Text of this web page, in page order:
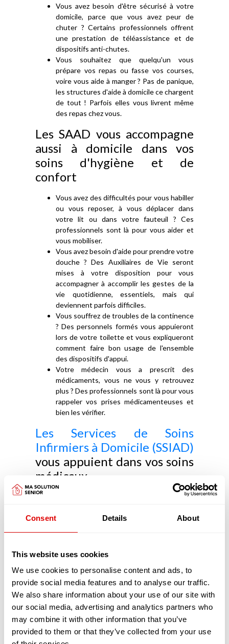
Consent Details About
This website uses cookies
We use cookies to personalise content and ads, to
provide social media features and to analyse our traffic.
We also share information about your use of our site with
our social media, advertising and analytics partners who
may combine it with other information that you’ve
provided to them or that they’ve collected from your use
Vous avez besoin d'être sécurisé à votre
domicile, parce que vous avez peur de
chuter ? Certains professionnels offrent
une prestation de téléassistance et de
dispositifs anti-chutes.
Vous souhaitez que quelqu'un vous
prépare vos repas ou fasse vos courses,
voire vous aide à manger ? Pas de panique,
les structures d'aide à domicile ce chargent
de tout ! Parfois elles vous livrent même
des repas chez vous.
Les SAAD vous accompagne
aussi à domicile dans vos
soins d'hygiène et de
confort
Vous avez des difficultés pour vous habiller
ou vous reposer, à vous déplacer dans
votre lit ou dans votre fauteuil ? Ces
professionnels sont là pour vous aider et
vous mobiliser.
Vous avez besoin d'aide pour prendre votre
douche ? Des Auxiliaires de Vie seront
mises à votre disposition pour vous
accompagner à accomplir les gestes de la
vie quotidienne, essentiels, mais qui
deviennent parfois difficiles.
Vous souffrez de troubles de la continence
? Des personnels formés vous appuieront
lors de votre toilette et vous expliqueront
comment faire bon usage de l'ensemble
des dispositifs d'appui.
Votre médecin vous a prescrit des
médicaments, vous ne vous y retrouvez
plus ? Des professionnels sont là pour vous
rappeler vos prises médicamenteuses et
bien les vérifier.
Les Services de Soins
Infirmiers à Domicile (SSIAD)
vous appuient dans vos soins
médicaux
Les SSIAD ont pour objectifs de prévenir la perte
faciliter le retour à domicile. Les SSIAD retardent
soignants diplômés les SSIAD réalisent, pour
Vous avez besoin de préparer vos
médicaments ou de les prendre ?
Heureusement que les infirmiers sont là
pour préparer vos piluliers afin que vous
puissiez vous soigner en toute sécurité et
autonomie. Si vous en avez le besoin